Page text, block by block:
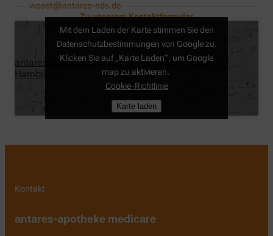
woost@antares-nds.de
Zu unserem Kontaktformular
antares-apotheke medicare, Bachweg 5, 29313
Hambühren
Mit dem Laden der Karte stimmen Sie den
Datenschutzbestimmungen von Google zu.
Klicken Sie auf „Karte Laden“, um Google
map zu aktivieren.
Cookie-Richtlinie
Karte laden
Kontakt
antares-apotheke medicare